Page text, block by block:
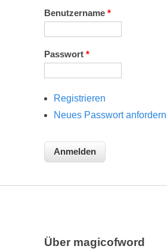
Benutzername *
Passwort *
Registrieren
Neues Passwort anfordern
Über magicofword